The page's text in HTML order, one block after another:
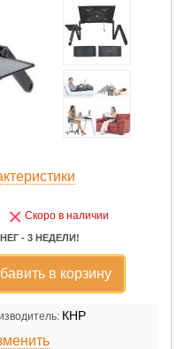
× Скоро в наличии
- 3 НЕДЕЛИ!
в корзину
КНР